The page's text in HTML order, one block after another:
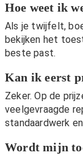
Hoe weet ik
Als je twijfelt,
bekijken het
beste past.
Kan ik eerst
Zeker. Op de
veelgevraagde
standaardwerk
Wordt mijn